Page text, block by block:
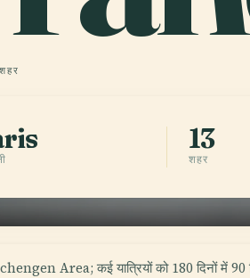
13
शहर
Area; कई यात्रियों को 180 दिनों में 90